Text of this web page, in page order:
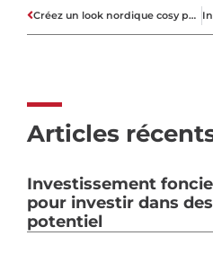
Créez un look nordique cosy pour votre salon
Articles
Investissement
pour investir dans
potentiel